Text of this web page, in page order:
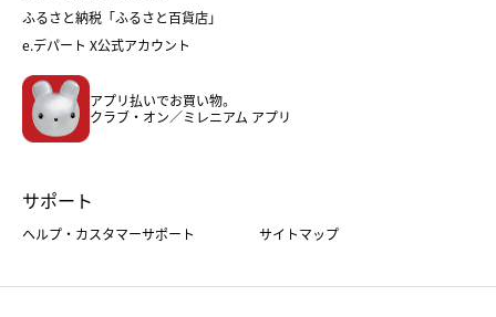
フード
ホーム・キッチン＆アート
ふるさと納税「ふるさと百貨店」
e.デパート X公式アカウント
アプリ払いでお買い物。
クラブ・オン／ミレニアム アプリ
サポート
ヘルプ・カスタマーサポート サイトマップ